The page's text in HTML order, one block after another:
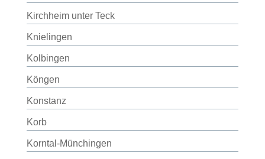
Kirchheim unter Teck
Knielingen
Kolbingen
Köngen
Konstanz
Korb
Korntal-Münchingen